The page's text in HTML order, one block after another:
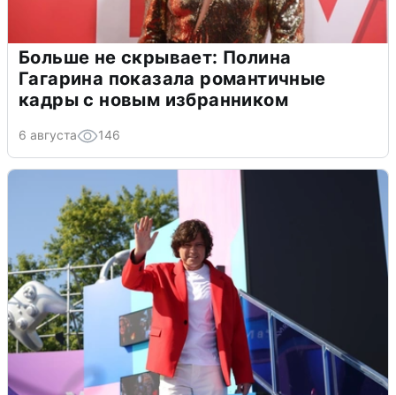
Больше не скрывает: Полина
Гагарина показала романтичные
кадры с новым избранником
6 августа 146